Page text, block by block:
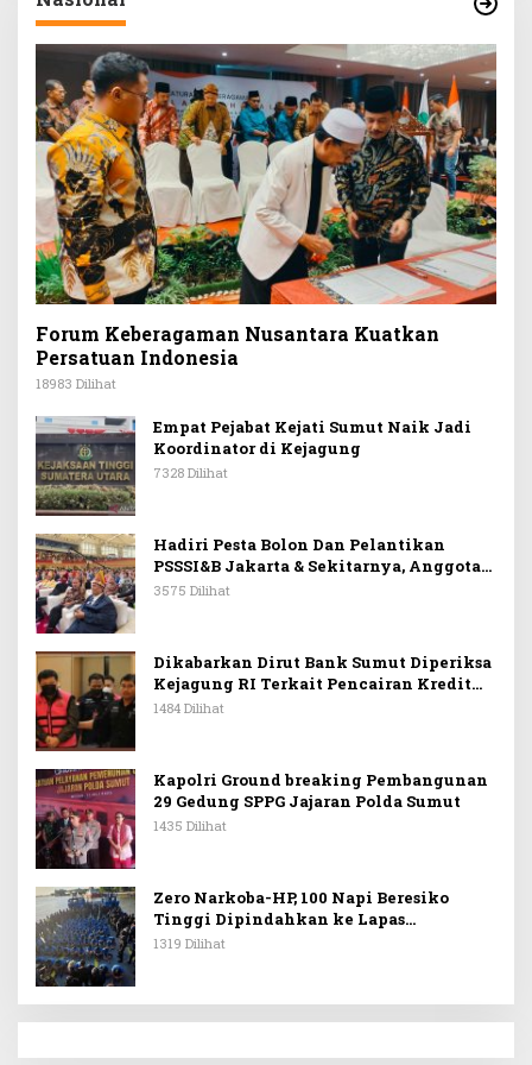
Forum Keberagaman Nusantara Kuatkan
Persatuan Indonesia
18983 Dilihat
Empat Pejabat Kejati Sumut Naik Jadi
Koordinator di Kejagung
7328 Dilihat
Hadiri Pesta Bolon Dan Pelantikan
PSSSI&B Jakarta & Sekitarnya, Anggota
DPR RI Kombes. Pol. (Purn). Dr. Maruli
Membangun Bangsa
3575 Dilihat
Dikabarkan Dirut Bank Sumut Diperiksa
Kejagung RI Terkait Pencairan Kredit
PT Sritex
1484 Dilihat
Kapolri Ground breaking Pembangunan
29 Gedung SPPG Jajaran Polda Sumut
1435 Dilihat
Zero Narkoba-HP, 100 Napi Beresiko
Tinggi Dipindahkan ke Lapas
Nusakambangan
1319 Dilihat